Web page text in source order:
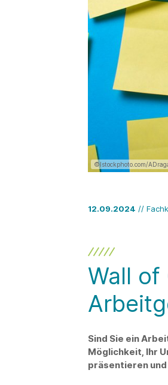
©Istockphoto.com/
12.09.2024 //
Wall
Sind Sie ein
Möglichkeit, Ihr
präsentieren